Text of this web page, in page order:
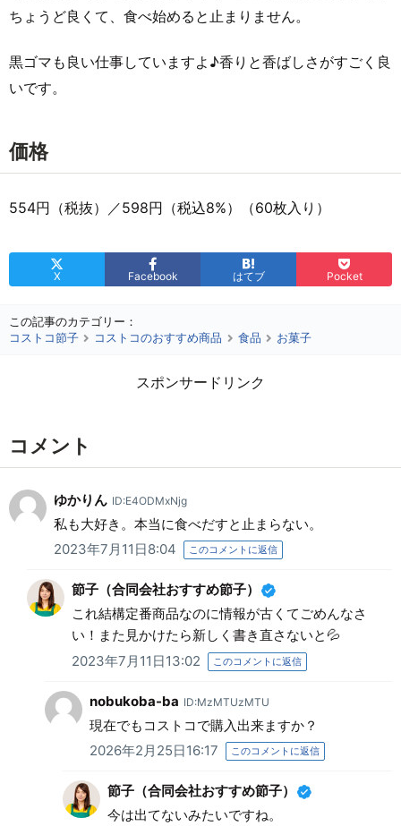
ちょうど良くて、食べ始めると止まりません。
黒ゴマも良い仕事していますよ♪香りと香ばしさがすごく良
いです。
価格
554円（税抜）／598円（税込8%）（60枚入り）
X Facebook はてブ Pocket
この記事のカテゴリー：
コストコ節子
コストコのおすすめ商品 食品 お菓子
スポンサードリンク
コメント
ゆかりん ID:E4ODMxNjg
私も大好き。本当に食べだすと止まらない。
2023年7月11日8:04
このコメントに返信
節子（合同会社おすすめ節子）
これ結構定番商品なのに情報が古くてごめんなさ
い！また見かけたら新しく書き直さないと💦
2023年7月11日13:02
このコメントに返信
nobukoba-ba ID:MzMTUzMTU
現在でもコストコで購入出来ますか？
2026年2月25日16:17
このコメントに返信
節子（合同会社おすすめ節子）
今は出てないみたいですね。